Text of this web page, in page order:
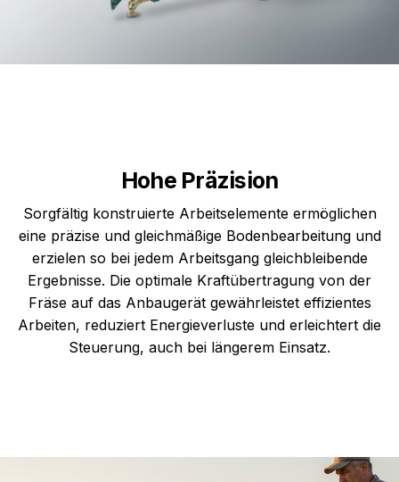
Hohe Präzision
Sorgfältig konstruierte Arbeitselemente ermöglichen
eine präzise und gleichmäßige Bodenbearbeitung und
erzielen so bei jedem Arbeitsgang gleichbleibende
Ergebnisse. Die optimale Kraftübertragung von der
Fräse auf das Anbaugerät gewährleistet effizientes
Arbeiten, reduziert Energieverluste und erleichtert die
Steuerung, auch bei längerem Einsatz.